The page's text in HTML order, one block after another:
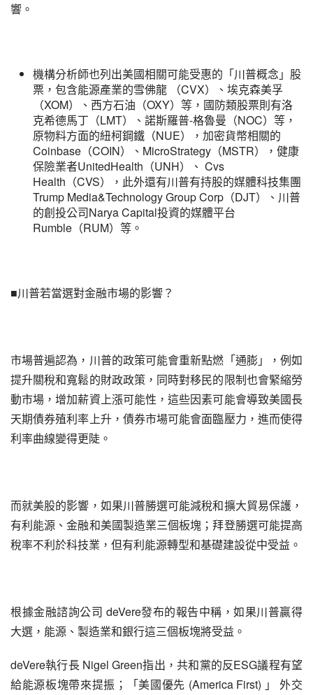
響。
機構分析師也列出美國相關可能受惠的「川普概念」股
票，包含能源產業的雪佛龍 （CVX）、埃克森美孚
（XOM）、西方石油（OXY）等，國防類股票則有洛
克希德馬丁（LMT）、諾斯羅普-格魯曼（NOC）等，
原物料方面的紐柯鋼鐵（NUE），加密貨幣相關的
Coinbase（COIN）、MicroStrategy（MSTR），健康
保險業者UnitedHealth（UNH）、 Cvs
Health（CVS），此外還有川普有持股的媒體科技集團
Trump Media&Technology Group Corp（DJT）、川普
的創投公司Narya Capital投資的媒體平台
Rumble（RUM）等。
■川普若當選對金融市場的影響？
市場普遍認為，川普的政策可能會重新點燃「通膨」，例如
提升關稅和寬鬆的財政政策，同時對移民的限制也會緊縮勞
動市場，增加薪資上漲可能性，這些因素可能會導致美國長
天期債券殖利率上升，債券市場可能會面臨壓力，進而使得
利率曲線變得更陡。
而就美股的影響，如果川普勝選可能減稅和擴大貿易保護，
有利能源、金融和美國製造業三個板塊；拜登勝選可能提高
稅率不利於科技業，但有利能源轉型和基礎建設從中受益。
根據金融諮詢公司 deVere發布的報告中稱，如果川普贏得
大選，能源、製造業和銀行這三個板塊將受益。
deVere執行長 Nigel Green指出，共和黨的反ESG議程有望
給能源板塊帶來提振；「美國優先 (America First) 」 外交